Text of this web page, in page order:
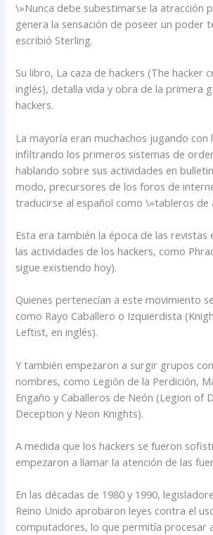
\»Nunca debe subestimarse la atracción
genera la sensación de poseer un poder
escribió Sterling.
Su libro, La caza de hackers (The hacker
inglés), detalla vida y obra de la primera
hackers.
La mayoría eran muchachos jugando
infiltrando los primeros sistemas de
hablando sobre sus actividades en
modo, precursores de los foros de
traducirse al español como \»tableros de
Esta era también la época de las revistas
las actividades de los hackers, como
sigue existiendo hoy).
Quienes pertenecían a este movimiento
como Rayo Caballero o Izquierdista
Leftist, en inglés).
Y también empezaron a surgir grupos
nombres, como Legión de la Perdición,
Engaño y Caballeros de Neón (Legion of
Deception y Neon Knights).
A medida que los hackers se fueron
empezaron a llamar la atención de las
En las décadas de 1980 y 1990,
Reino Unido aprobaron leyes contra el
computadores, lo que permitía procesar